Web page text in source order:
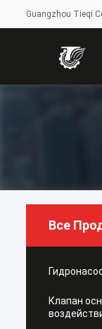
Guangzhou Tieqi
Все
Клапан